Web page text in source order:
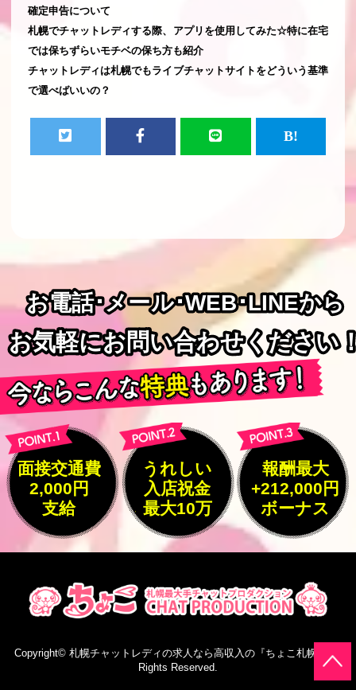
確定申告について
札幌でチャットレディする際、アプリを使用してみた☆特に在宅
では保ちずらいモチベの保ち方も紹介
チャットレディは札幌でもライブチャットサイトをどういう基準
で選べばいいの？
お電話･メール･WEB･LINEから
お電話･メール･WEB･LINEから
お気軽にお問い合わせください
お気軽にお問い合わせください
面接交通費
2,000円
支給
うれしい
入店祝金
最大10万
報酬最大
+212,000円
ボーナス
Copyright© 札幌チャットレディの求人なら高収入の『ちょこ札幌』
All
Rights Reserved.